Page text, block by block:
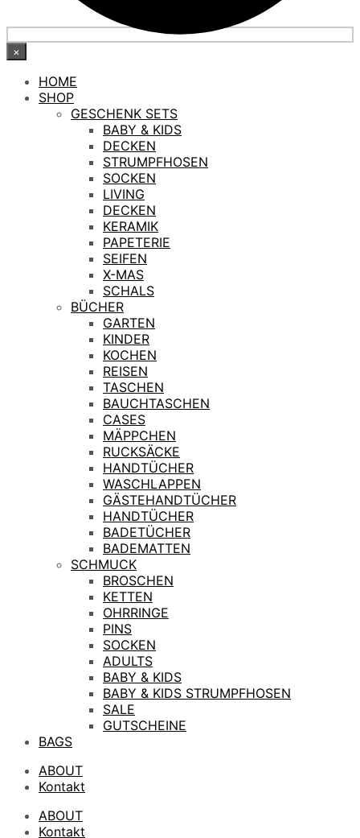
×
HOME
SHOP
GESCHENK SETS
BABY & KIDS
DECKEN
STRUMPFHOSEN
SOCKEN
LIVING
DECKEN
KERAMIK
PAPETERIE
SEIFEN
X-MAS
SCHALS
BÜCHER
GARTEN
KINDER
KOCHEN
REISEN
TASCHEN
BAUCHTASCHEN
CASES
MÄPPCHEN
RUCKSÄCKE
HANDTÜCHER
WASCHLAPPEN
GÄSTEHANDTÜCHER
HANDTÜCHER
BADETÜCHER
BADEMATTEN
SCHMUCK
BROSCHEN
KETTEN
OHRRINGE
PINS
SOCKEN
ADULTS
BABY & KIDS
BABY & KIDS STRUMPFHOSEN
SALE
GUTSCHEINE
BAGS
ABOUT
Kontakt
ABOUT
Kontakt